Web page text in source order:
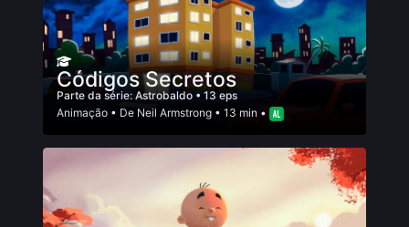
Códigos Secretos
Parte da série: Astrobaldo • 13 eps
Animação • De Neil Armstrong • 13 min •